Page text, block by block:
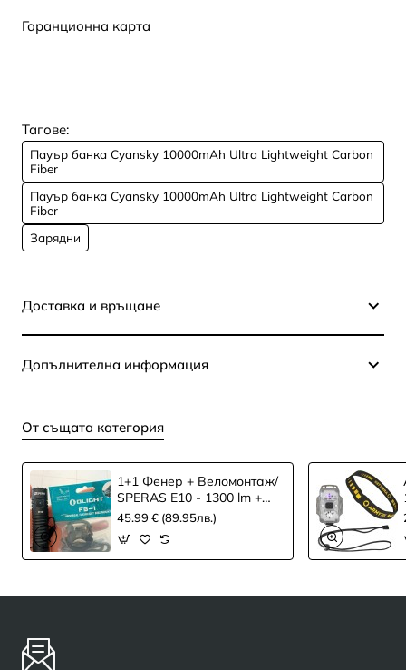
Гаранционна карта
Тагове:
Пауър банка Cyansky 10000mAh Ultra Lightweight Carbon
Fiber
Пауър банка Cyansky 10000mAh Ultra Lightweight Carbon
Fiber
Зарядни
Доставка и връщане
Допълнителна информация
От същата категория
1+1 Фенер + Веломонтаж/
SPERAS E10 - 1300 lm +
Велосипеден крепеж
Olight FB-1
45.99 € (89.95лв.)